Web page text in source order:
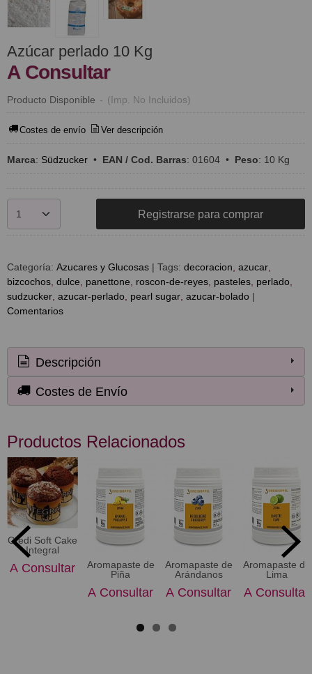
Azúcar perlado 10 Kg
A Consultar
Producto Disponible - (Imp. No Incluidos)
Costes de envío Ver descripción
Marca: Südzucker • EAN / Cod. Barras: 01604 • Peso: 10 Kg
Registrarse para comprar
Categoría: Azucares y Glucosas | Tags: decoracion azucar
bizcochos dulce panettone roscon-de-reyes pasteles perlado
sudzucker azucar-perlado pearl sugar azucar-bolado |
Comentarios
Descripción
Costes de Envío
Productos Relacionados
Credi Soft Cake
Integral
A Consultar
Aromapaste de
Piña
A Consultar
Aromapaste de
Arándanos
A Consultar
Aromapaste de
Lima
A Consultar